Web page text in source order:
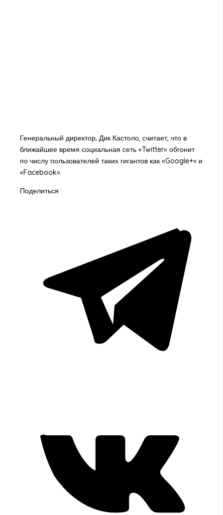
Генеральный директор, Дик Кастоло, считает, что в
ближайшее время социальная сеть «Twitter» обгонит
по числу пользователей таких гигантов как «Google+» и
«Facebook».
Поделиться